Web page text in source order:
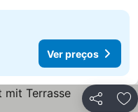
Ver preços
Partilhar